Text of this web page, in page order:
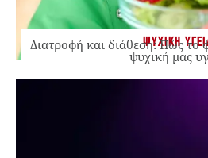
ΨΥΧΙΚΗ
Διατροφή και διάθεση: Πώς το
ψυχική μας